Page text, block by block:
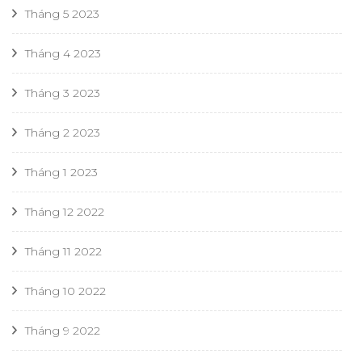
Tháng 5 2023
Tháng 4 2023
Tháng 3 2023
Tháng 2 2023
Tháng 1 2023
Tháng 12 2022
Tháng 11 2022
Tháng 10 2022
Tháng 9 2022